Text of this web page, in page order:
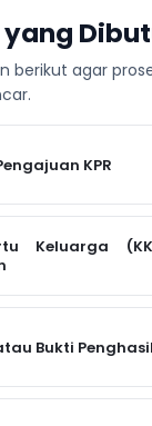
berikut agar
KPR
Keluarga
Bukti